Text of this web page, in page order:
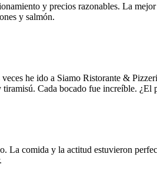
y precios razonables. La
y salmón.
he ido a Siamo Ristorante &
Cada bocado fue increíble.
La comida y la actitud estuvieron